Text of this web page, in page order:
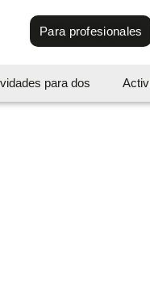
Para profesionales
para dos